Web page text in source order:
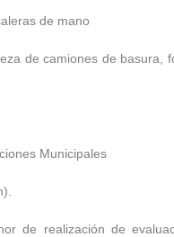
de mano
de camiones de basura,
Municipales
de realización de